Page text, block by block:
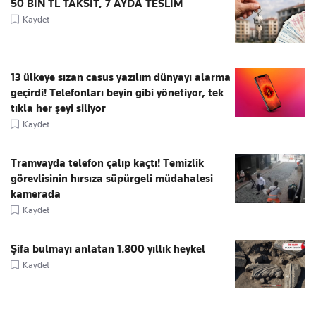
50 BİN TL TAKSİT, 7 AYDA TESLİM
Kaydet
13 ülkeye sızan casus yazılım dünyayı alarma
geçirdi! Telefonları beyin gibi yönetiyor, tek
tıkla her şeyi siliyor
Kaydet
Tramvayda telefon çalıp kaçtı! Temizlik
görevlisinin hırsıza süpürgeli müdahalesi
kamerada
Kaydet
Şifa bulmayı anlatan 1.800 yıllık heykel
Kaydet